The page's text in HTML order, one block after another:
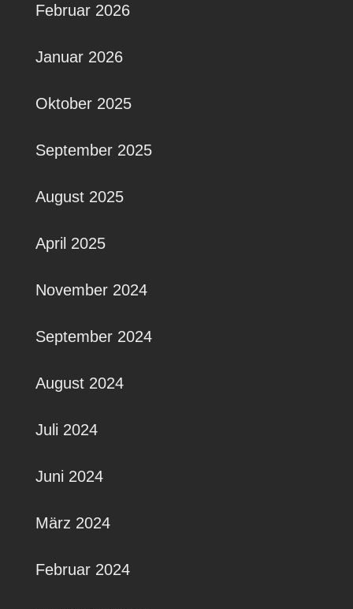
Februar 2026
Januar 2026
Oktober 2025
September 2025
August 2025
April 2025
November 2024
September 2024
August 2024
Juli 2024
Juni 2024
März 2024
Februar 2024